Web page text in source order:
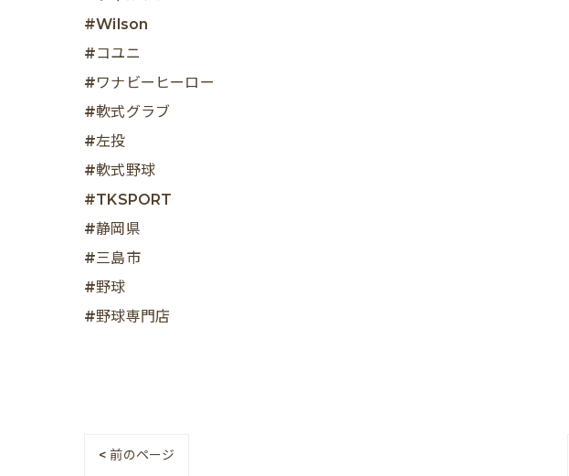
#Wilson
#コユニ
#ワナビーヒーロー
#軟式グラブ
#左投
#軟式野球
#TKSPORT
#静岡県
#三島市
#野球
#野球専門店
< 前のページ